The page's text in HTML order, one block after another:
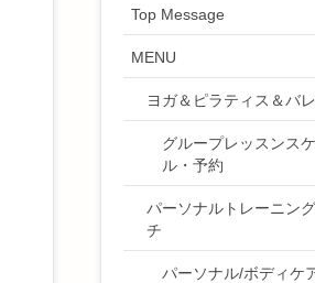
Top Message
MENU
ヨガ＆ピラティス＆バ
グループレッスンス
ル・予約
パーソナルトレーニン
チ
パーソナル/ボディケ